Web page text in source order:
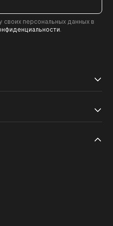
персональных данных в
.